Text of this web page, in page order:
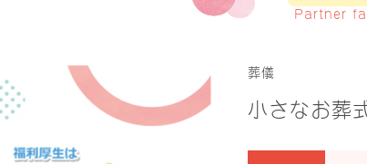
Partner
葬儀
小さなお葬